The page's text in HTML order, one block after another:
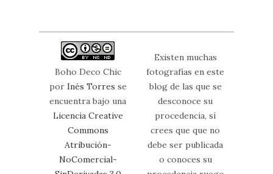
Boho Deco Chic
por Inés Torres se
encuentra bajo una
Licencia Creative
Commons
Atribución-
NoComercial-
Existen muchas
fotografías en este
blog de las que se
desconoce su
procedencia, sí
crees que que no
debe ser publicada
o conoces su